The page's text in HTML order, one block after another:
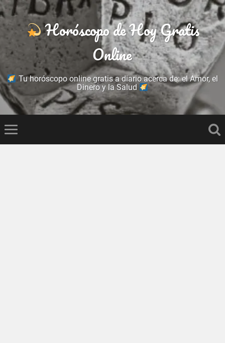
Horóscopo de Hoy Gratis
Online
Tu horóscopo online gratis a diario acerca de: el Amor, el
Dinero y la Salud